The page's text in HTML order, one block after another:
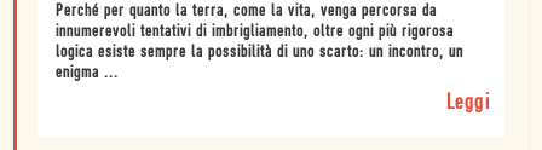
Perché per quanto la terra, come la vita, venga percorsa da
innumerevoli tentativi di imbrigliamento, oltre ogni più rigorosa
logica esiste sempre la possibilità di uno scarto: un incontro, un
enigma ...
Leggi